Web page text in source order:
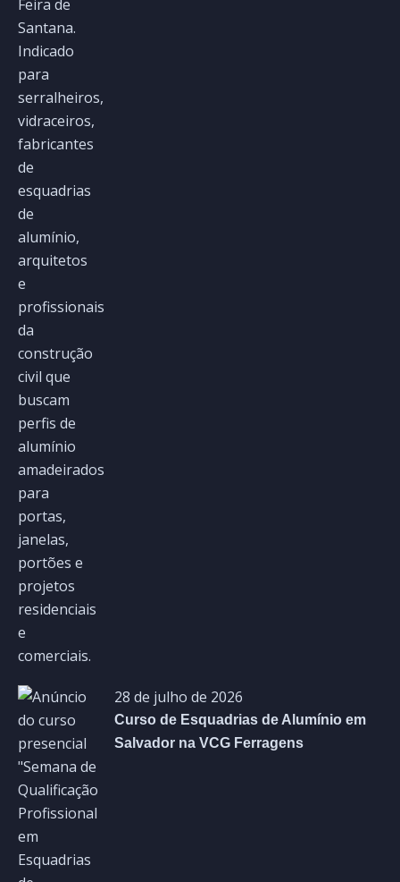
28 de julho de 2026
Curso de Esquadrias de Alumínio em
Salvador na VCG Ferragens